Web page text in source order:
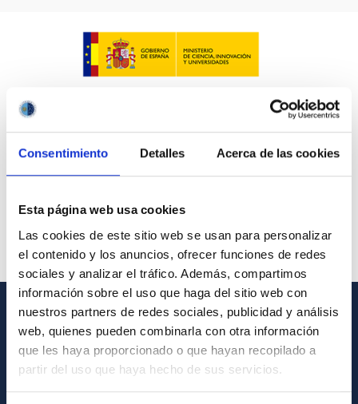
Consentimiento Detalles Acerca de las cookies
Esta página web usa cookies
Las cookies de este sitio web se usan para personalizar
el contenido y los anuncios, ofrecer funciones de redes
sociales y analizar el tráfico. Además, compartimos
información sobre el uso que haga del sitio web con
nuestros partners de redes sociales, publicidad y análisis
web, quienes pueden combinarla con otra información
que les haya proporcionado o que hayan recopilado a
partir del uso que haya hecho de sus servicios.
GENERAL INFORMATION
Contact
How to get to the IAC